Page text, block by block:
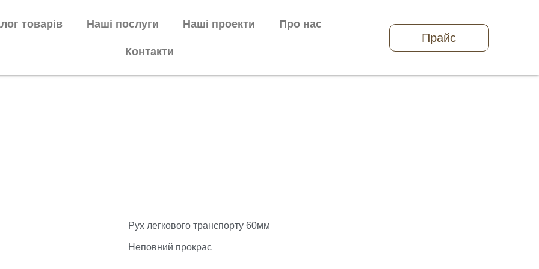
товарів Наші послуги Наші проекти Про нас
Контакти
Прайс
Рух легкового транспорту 60мм
Неповний прокрас